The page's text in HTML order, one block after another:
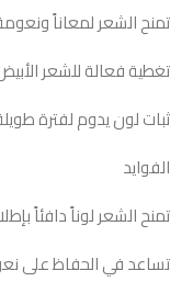
تمنح الشعر لمعاناً
تغطية فعالة للشعر
ثبات لون يدوم لفترة
الفوايد
تمنح الشعر لوناً دافئاً
تساعد في الحفاظ على